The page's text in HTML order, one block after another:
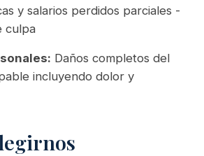
y salarios perdidos parciales -
culpa
Daños completos del
incluyendo dolor y